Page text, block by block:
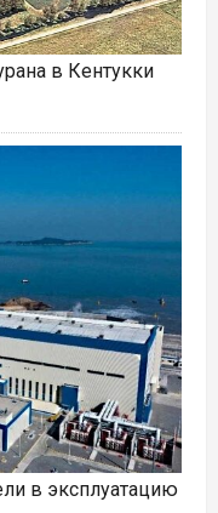
в Кентукки
в эксплуатацию